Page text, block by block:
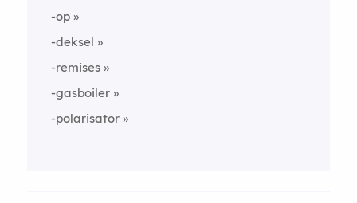
-op
-deksel
-remises
-gasboiler
-polarisator